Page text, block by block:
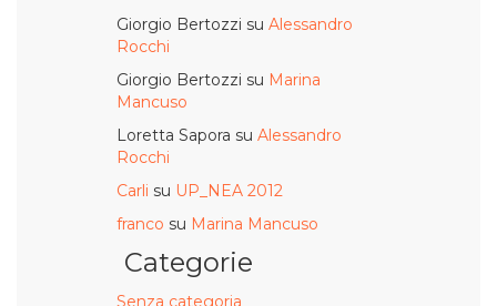
Giorgio Bertozzi su Alessandro
Rocchi
Giorgio Bertozzi su Marina
Mancuso
Loretta Sapora su Alessandro
Rocchi
Carli su UP_NEA 2012
franco su Marina Mancuso
Categorie